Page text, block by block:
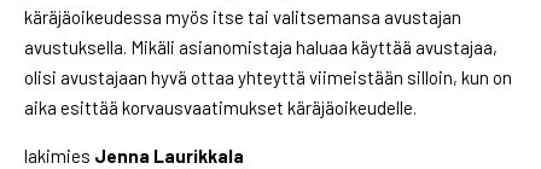
käräjäoikeudessa myös itse tai valitsemansa avustajan
avustuksella. Mikäli asianomistaja haluaa käyttää avustajaa,
olisi avustajaan hyvä ottaa yhteyttä viimeistään silloin, kun on
aika esittää korvausvaatimukset käräjäoikeudelle.
lakimies Jenna Laurikkala